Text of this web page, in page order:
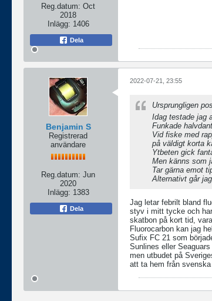
Reg.datum: Oct
2018
Inlägg: 1406
Dela
Benjamin S
Registrerad
användare
Reg.datum: Jun
2020
Inlägg: 1383
Dela
2022-07-21, 23:55
Ursprungligen
Idag testade jag
Funkade
Vid fiske med
på väldigt korta
Ytbeten gick
Men känns som
Tar gärna emot
Alternativt går
Jag letar febrilt bland
styv i mitt tycke och
skatbon på kort tid,
Fluorocarbon kan jag
Sufix FC 21 som
Sunlines eller
men utbudet på
att ta hem från